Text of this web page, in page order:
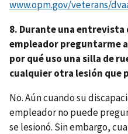
www.opm.gov/veterans/
8. Durante una entrevista
empleador preguntarme
por qué uso una silla de
cualquier otra lesión que
No. Aún cuando su
empleador no puede
se lesionó. Sin embargo,